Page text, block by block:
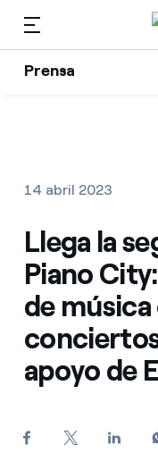
Prensa
Prensa
Encuentra la
Compara
Por cada kWh
Recursos
Colecciones
Contactos prensa
ES
14 abril 2023
Llega la
Piano
de
apoyo de